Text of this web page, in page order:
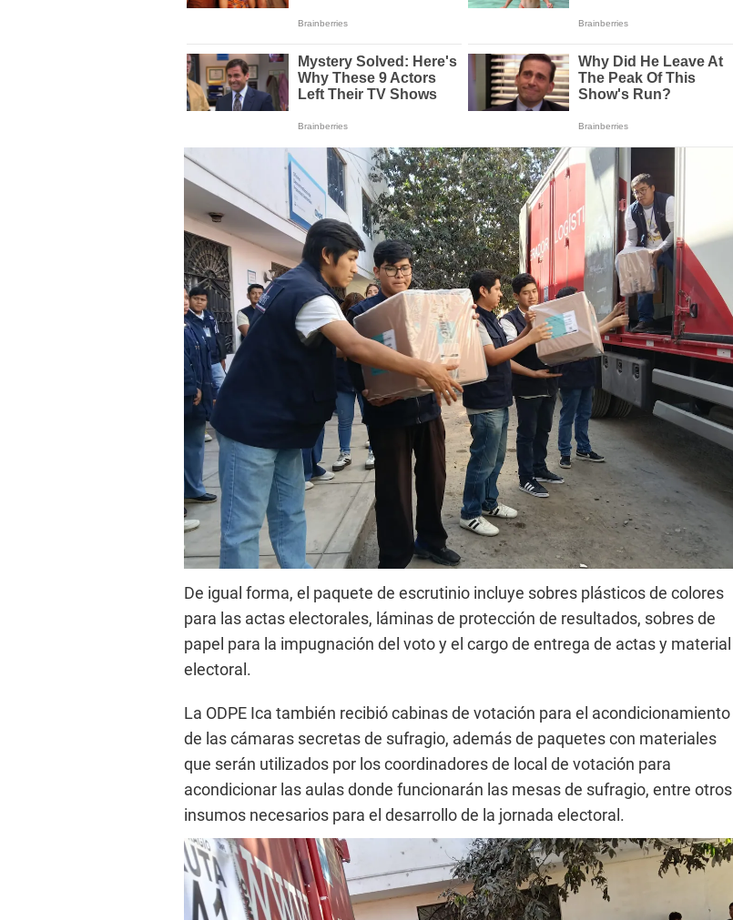
De igual forma, el paquete de escrutinio incluye sobres plásticos de colores
para las actas electorales, láminas de protección de resultados, sobres de
papel para la impugnación del voto y el cargo de entrega de actas y material
electoral.
La ODPE Ica también recibió cabinas de votación para el acondicionamiento
de las cámaras secretas de sufragio, además de paquetes con materiales
que serán utilizados por los coordinadores de local de votación para
acondicionar las aulas donde funcionarán las mesas de sufragio, entre otros
insumos necesarios para el desarrollo de la jornada electoral.